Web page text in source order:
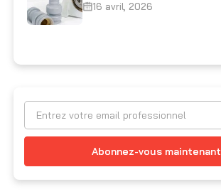
16 avril, 2026
Abonnez-vous maintenant